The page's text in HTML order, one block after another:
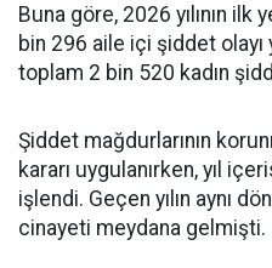
‎Buna göre, 2026 yılının ilk
bin 296 aile içi şiddet olayı
toplam 2 bin 520 kadın
‎Şiddet mağdurlarının
kararı uygulanırken, yıl
işlendi. Geçen yılın aynı
cinayeti meydana gelmişti.